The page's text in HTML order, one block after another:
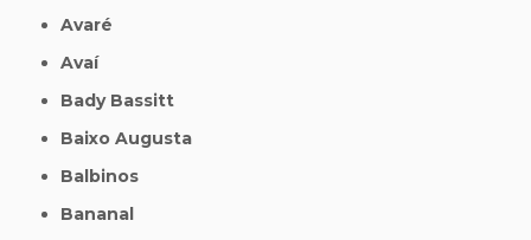
Avaré
Avaí
Bady Bassitt
Baixo Augusta
Balbinos
Bananal